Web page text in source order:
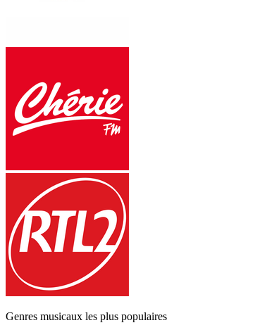
Genres musicaux les plus populaires